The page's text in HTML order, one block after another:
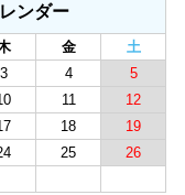
ンダー
金
土
3 4
5
11
12
18
19
25
26